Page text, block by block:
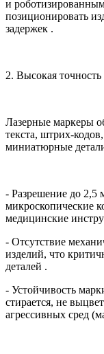
и
позиционировать
задержек .
2. Высокая
Лазерные маркеры
текста, штрих-
миниатюрные
- Разрешение до 2,5
микроскопические
медицинские
- Отсутствие
изделий, что
деталей .
- Устойчивость
стирается, не
агрессивных сред